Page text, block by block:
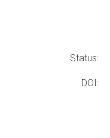
Status:
DOI: